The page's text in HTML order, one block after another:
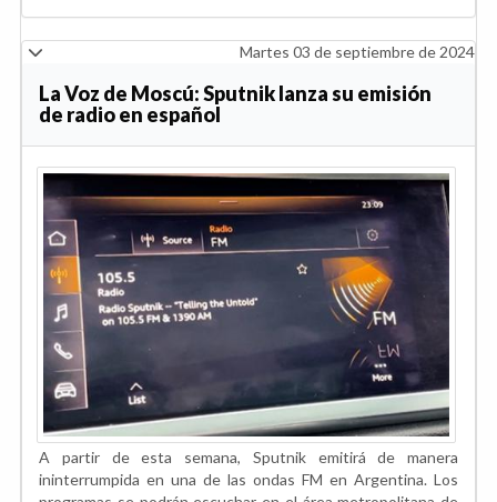
Martes 03 de septiembre de 2024
La Voz de Moscú: Sputnik lanza su emisión
de radio en español
A partir de esta semana, Sputnik emitirá de manera
ininterrumpida en una de las ondas FM en Argentina. Los